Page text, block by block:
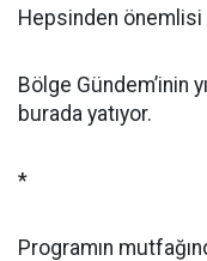
Hepsinden önemlisi
Bölge Gündem’inin
burada yatıyor.
*
Programın